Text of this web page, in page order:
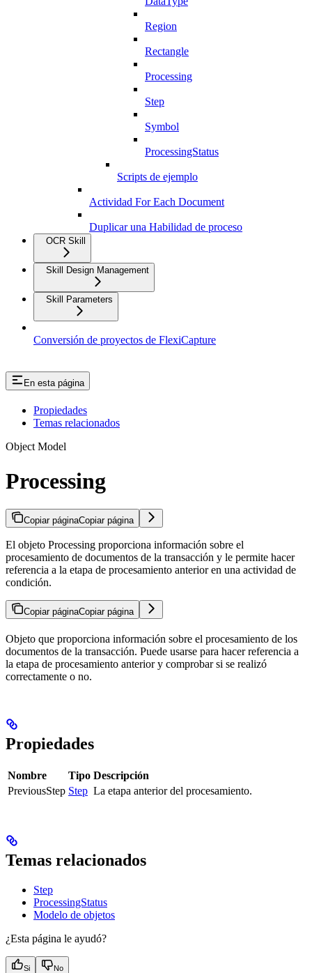
Region
Rectangle
Processing
Step
Symbol
ProcessingStatus
Scripts de ejemplo
Actividad For Each Document
Duplicar una Habilidad de proceso
OCR Skill
Skill Design Management
Skill Parameters
Conversión de proyectos de FlexiCapture
En esta página
Propiedades
Temas relacionados
Object Model
Processing
Copiar páginaCopiar página
El objeto Processing proporciona información sobre el
procesamiento de documentos de la transacción y le permite hacer
referencia a la etapa de procesamiento anterior en una actividad de
condición.
Copiar páginaCopiar página
Objeto que proporciona información sobre el procesamiento de los
documentos de la transacción. Puede usarse para hacer referencia a
la etapa de procesamiento anterior y comprobar si se realizó
correctamente o no.
Propiedades
Nombre Tipo Descripción
PreviousStep Step La etapa anterior del procesamiento.
Temas relacionados
Step
ProcessingStatus
Modelo de objetos
¿Esta página le ayudó?
Si No